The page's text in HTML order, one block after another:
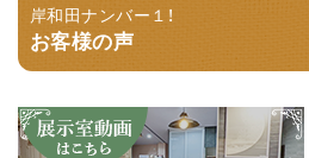
岸和田ナンバー１！
お客様の声